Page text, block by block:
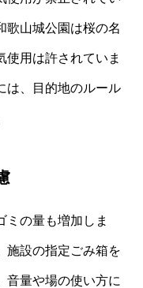
歌山城公園は桜の名
使用は許されていま
は、目的地のルール
ミの量も増加しま
施設の指定ごみ箱を
音量や場の使い方に